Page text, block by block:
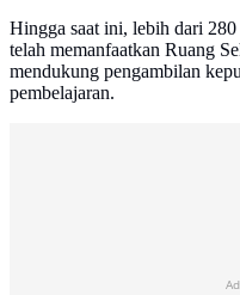
Hingga saat ini, lebih dari
telah memanfaatkan Ruang
mendukung pengambilan
pembelajaran.